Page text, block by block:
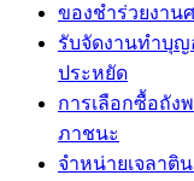
ของชำร่วยงาน
รับจัดงานทำบุ
ประหยัด
การเลือกซื้อถัง
ภาชนะ
จำหน่ายเจลาติ